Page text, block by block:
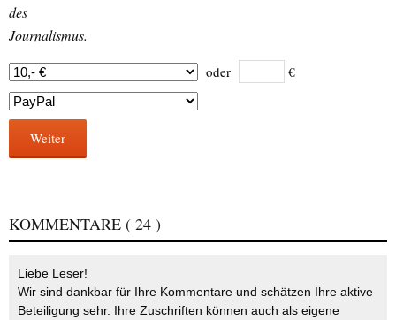
des
Journalismus.
oder €
Weiter
KOMMENTARE ( 24 )
Liebe Leser!
Wir sind dankbar für Ihre Kommentare und schätzen Ihre aktive
Beteiligung sehr. Ihre Zuschriften können auch als eigene